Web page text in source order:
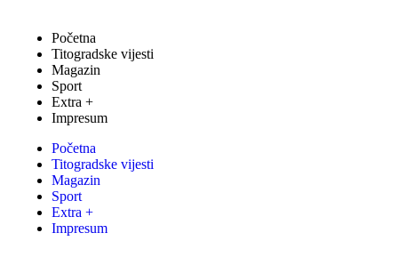
Početna
Titogradske vijesti
Magazin
Sport
Extra +
Impresum
Početna
Titogradske vijesti
Magazin
Sport
Extra +
Impresum